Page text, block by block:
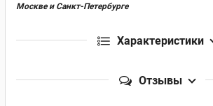
Москве и Санкт-Петербурге
Характеристики
Отзывы